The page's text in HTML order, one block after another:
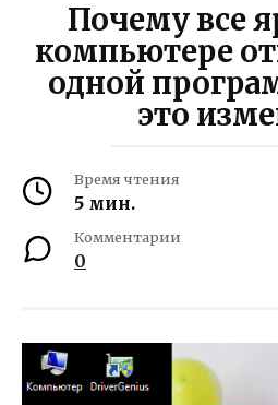
Почему все
компьютере
одной
это
Время чтения
5 мин.
Комментарии
0